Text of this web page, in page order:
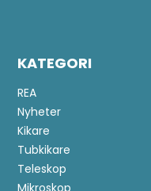
KATEGORI
REA
Nyheter
Kikare
Tubkikare
Teleskop